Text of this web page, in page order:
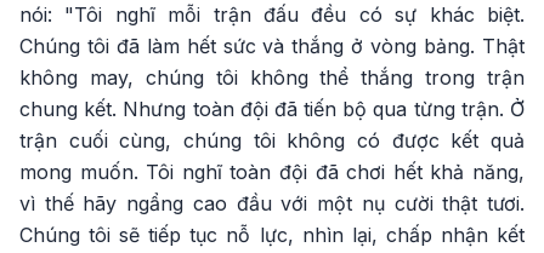
nói: "Tôi nghĩ mỗi trận đấu đều có sự khác biệt.
Chúng tôi đã làm hết sức và thắng ở vòng bảng. Thật
không may, chúng tôi không thể thắng trong trận
chung kết. Nhưng toàn đội đã tiến bộ qua từng trận. Ở
trận cuối cùng, chúng tôi không có được kết quả
mong muốn. Tôi nghĩ toàn đội đã chơi hết khả năng,
vì thế hãy ngẩng cao đầu với một nụ cười thật tươi.
Chúng tôi sẽ tiếp tục nỗ lực, nhìn lại, chấp nhận kết